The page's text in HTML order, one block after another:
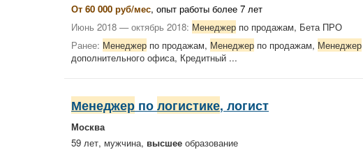
От 60 000 руб/мес, опыт работы более 7 лет
Июнь 2018 — октябрь 2018: Менеджер по продажам, Бета ПРО
Ранее: Менеджер по продажам, Менеджер по продажам, Менеджер
дополнительного офиса, Кредитный ...
Менеджер по логистике, логист
Москва
59 лет, мужчина, высшее образование